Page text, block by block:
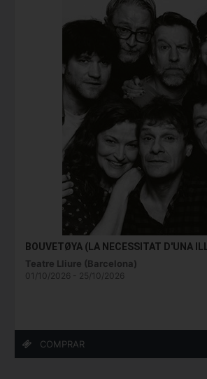
BOUVETØYA (LA NECESSITAT D'UNA
Teatre Lliure (Barcelona)
01/10/2026 - 25/10/2026